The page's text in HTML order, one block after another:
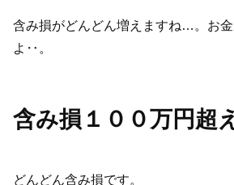
含み損がどんどん増えますね…。お
よ‥。
含み損１００万円超
どんどん含み損です。